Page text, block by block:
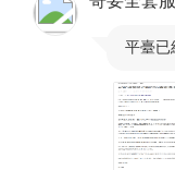
平臺已